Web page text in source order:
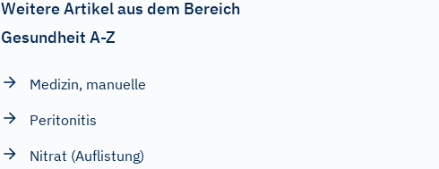
Weitere Artikel aus dem Bereich
Gesundheit A-Z
Medizin, manuelle
Peritonitis
Nitrat (Auflistung)